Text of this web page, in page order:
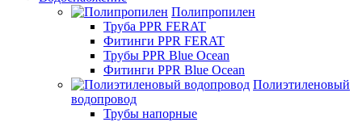
Полипропилен
Труба PPR FERAT
Фитинги PPR FERAT
Трубы PPR Blue Ocean
Фитинги PPR Blue Ocean
Полиэтиленовый
водопровод
Трубы напорные